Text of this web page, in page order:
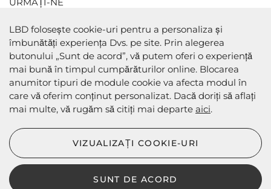
METODE DE PLATA
METODE DE EXPEDIERE
LBD folosește cookie-uri pentru a personaliza și
îmbunătăți experiența Dvs. pe site. Prin alegerea
butonului „Sunt de acord”, vă putem oferi o experiență
mai bună în timpul cumpărăturilor online. Blocarea
anumitor tipuri de module cookie va afecta modul în
care vă oferim conținut personalizat. Dacă doriți să aflați
mai multe, vă rugăm să citiți mai departe aici.
SUNT DE ACORD
VIZUALIZAȚI COOKIE-URI